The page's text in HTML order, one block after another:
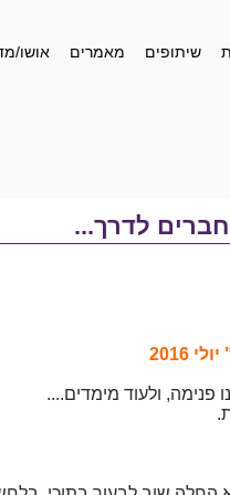
שיתופים מאמרים אושו/
לדרך...
ולעוד מימדים....